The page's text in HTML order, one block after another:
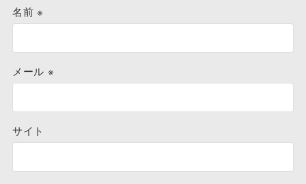
名前※
メール ※
サイト